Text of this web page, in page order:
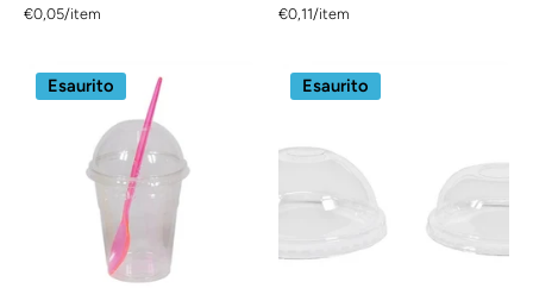
€0,05/
per item €0,11/
per item
Esaurito Esaurito